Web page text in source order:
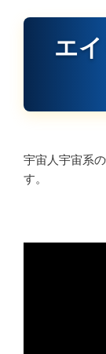
エ
宇宙人宇宙系
す。